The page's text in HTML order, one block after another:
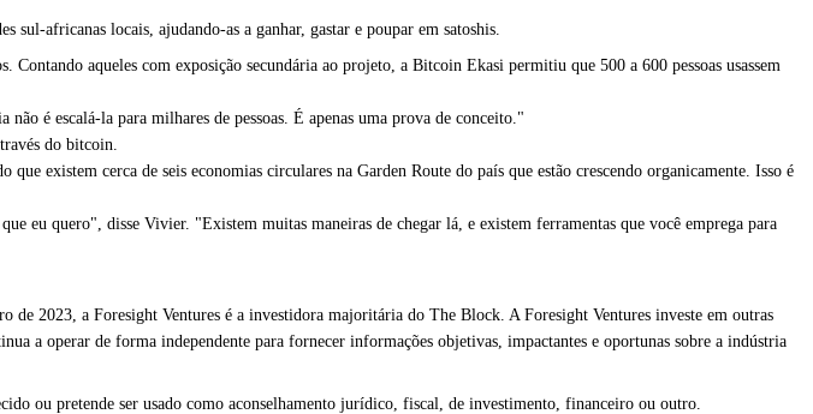
africanas locais, ajudando-as a ganhar, gastar e poupar em satoshis.
aqueles com exposição secundária ao projeto, a Bitcoin Ekasi permitiu que 500 a 600 pessoas usassem
é escalá-la para milhares de pessoas. É apenas uma prova de conceito."
do bitcoin.
existem cerca de seis economias circulares na Garden Route do país que estão crescendo organicamente. Isso é
quero", disse Vivier. "Existem muitas maneiras de chegar lá, e existem ferramentas que você emprega para
2023, a Foresight Ventures é a investidora majoritária do The Block. A Foresight Ventures investe em outras
a operar de forma independente para fornecer informações objetivas, impactantes e oportunas sobre a indústria
ou pretende ser usado como aconselhamento jurídico, fiscal, de investimento, financeiro ou outro.